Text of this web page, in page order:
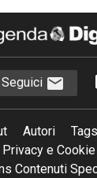
Seguici
Autori Tags
Privacy e
Contenuti